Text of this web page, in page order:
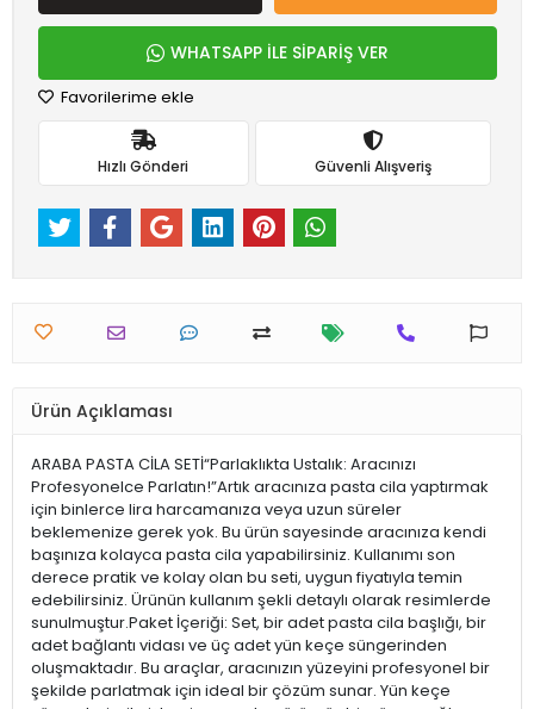
WHATSAPP İLE SİPARİŞ VER
Favorilerime ekle
Hızlı Gönderi Güvenli Alışveriş
Ürün Açıklaması
ARABA PASTA CİLA SETİ“Parlaklıkta Ustalık: Aracınızı
Profesyonelce Parlatın!”Artık aracınıza pasta cila yaptırmak
için binlerce lira harcamanıza veya uzun süreler
beklemenize gerek yok. Bu ürün sayesinde aracınıza kendi
başınıza kolayca pasta cila yapabilirsiniz. Kullanımı son
derece pratik ve kolay olan bu seti, uygun fiyatıyla temin
edebilirsiniz. Ürünün kullanım şekli detaylı olarak resimlerde
sunulmuştur.Paket İçeriği: Set, bir adet pasta cila başlığı, bir
adet bağlantı vidası ve üç adet yün keçe süngerinden
oluşmaktadır. Bu araçlar, aracınızın yüzeyini profesyonel bir
şekilde parlatmak için ideal bir çözüm sunar. Yün keçe